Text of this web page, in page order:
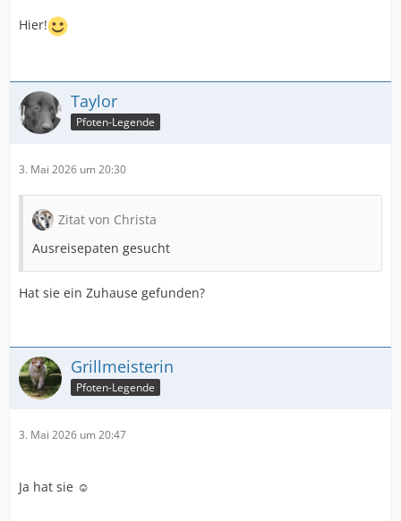
Hier!
Taylor
Pfoten-Legende
3. Mai 2026 um 20:30
Zitat von Christa
Ausreisepaten gesucht
Hat sie ein Zuhause gefunden?
Grillmeisterin
Pfoten-Legende
3. Mai 2026 um 20:47
Ja hat sie ☺️